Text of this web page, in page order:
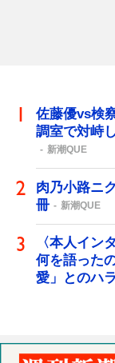
佐藤優vs検
調室で対峙
新潮QUE
肉乃小路ニ
冊
新潮QUE
〈本人イン
何を語った
愛」とのハ